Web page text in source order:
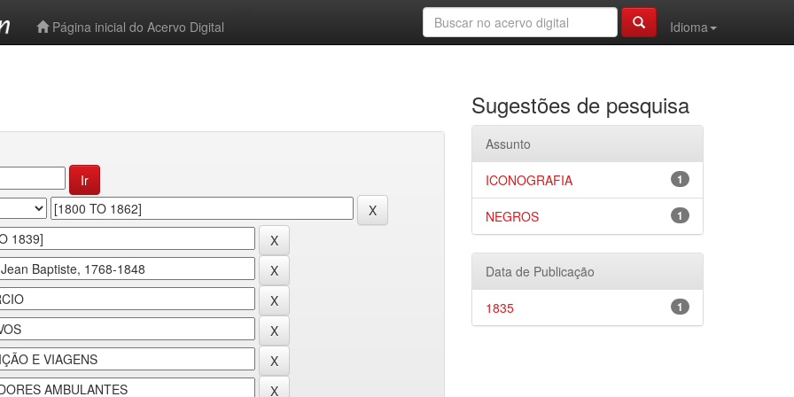
Página inicial do Acervo Digital
Idioma
Sugestões de pesquisa
Assunto
1
ICONOGRAFIA
1
NEGROS
Data de Publicação
1
1835